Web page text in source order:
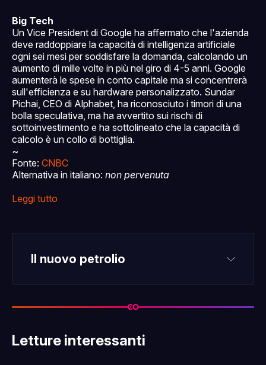
Big Tech
Un Vice President di Google ha affermato che l'azienda
deve raddoppiare la capacità di intelligenza artificiale
ogni sei mesi per soddisfare la domanda, calcolando un
aumento di mille volte in più nel giro di 4-5 anni. Google
aumenterà le spese in conto capitale ma si concentrerà
sull'efficienza e su hardware personalizzato. Sundar
Pichai, CEO di Alphabet, ha riconosciuto i timori di una
bolla speculativa, ma ha avvertito sui rischi di
sottoinvestimento e ha sottolineato che la capacità di
calcolo è un collo di bottiglia.
~
Fonte: CNBC
Alternativa in italiano: non pervenuta
Leggi tutto
Il nuovo petrolio
solo per supporter
Letture interessanti